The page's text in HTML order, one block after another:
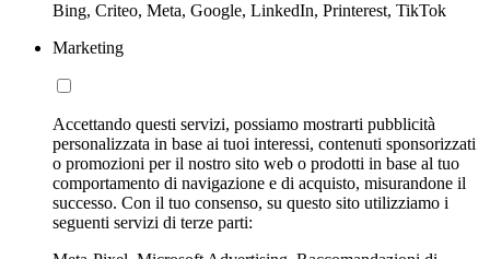
Bing, Criteo, Meta, Google, LinkedIn, Printerest, TikTok
Marketing
Accettando questi servizi, possiamo mostrarti pubblicità
personalizzata in base ai tuoi interessi, contenuti sponsorizzati
o promozioni per il nostro sito web o prodotti in base al tuo
comportamento di navigazione e di acquisto, misurandone il
successo. Con il tuo consenso, su questo sito utilizziamo i
seguenti servizi di terze parti: